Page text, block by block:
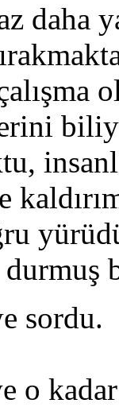
daha
durmuş
sordu.
o